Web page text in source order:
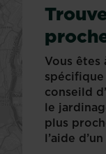
Vous êtes
conseild
le
plus
l’aide